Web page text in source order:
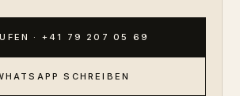
· +41 79 207 05 69
SCHREIBEN